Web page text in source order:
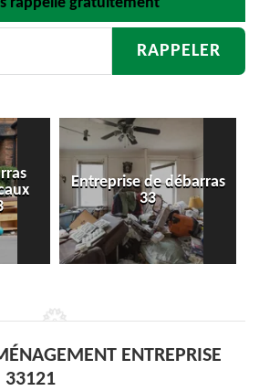
Débarras
d'appartement 33
ENTREPRISE
33121